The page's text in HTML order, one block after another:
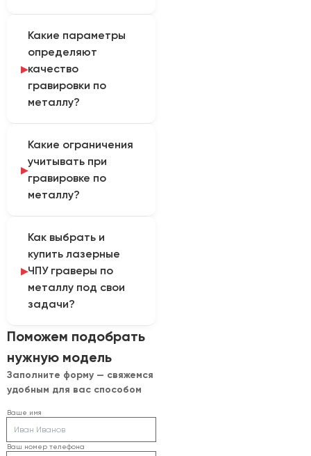
практическая область
применения
оборудования.
латуни и большинства
металлических изделий
применяют волоконный
лазер. Окончательный
вариант определяют
задачи.
Какие параметры
определяют
качество
гравировки по
металлу?
зависят от мощности,
длительности импульса,
площади заливки,
количества проходов и
режима.
Какие ограничения
учитывать при
гравировке по
металлу?
деталей требуется
поворотная оснастка.
При этом рабочая зона
должна
соответствовать
лазерного излучения.
Как выбрать и
купить лазерные
ЧПУ граверы по
металлу под свои
задачи?
Для расчета
передайте следующие
сведения: вид металла,
требуемую глубину,
размер маркировки,
рабочее поле,
серийность и
Поможем подобрать
нужную модель
Заполните форму — свяжемся
удобным для вас способом
Ваше имя
Ваш номер телефона